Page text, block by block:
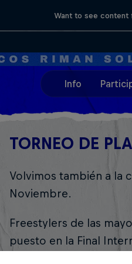
Want to see content
Info
TORNEO DE
Volvimos también a la
Noviembre.
Freestylers de las
puesto en la Final